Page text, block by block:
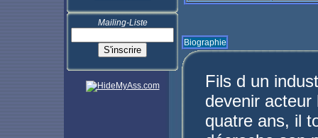
Mailing-Liste
Biographie
Fils d un
devenir acteur
quatre ans, il